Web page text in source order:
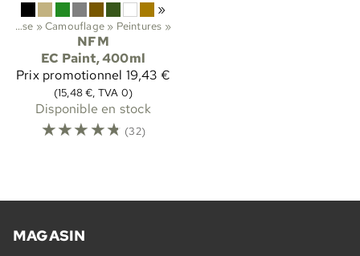
»
Chasse ‪»Camouflage ‪» Peintures ‪»
NFM
EC Paint, 400ml
Prix promotionnel 19,43 €
(15,48 €, TVA 0)
Disponible en stock
☆☆☆☆☆ (32)
MAGASIN